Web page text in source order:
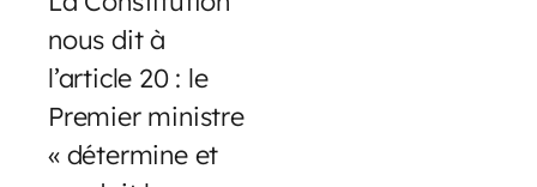
nous dit à
l’article 20 : le
Premier ministre
« détermine et